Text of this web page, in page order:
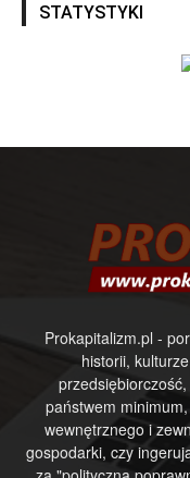
STATYSTYKI
Prokapitalizm.pl -
historii,
państwem
wewnętrznego i
gospodarki, czy